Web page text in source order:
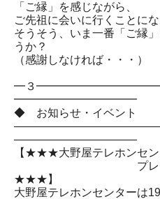
「ご縁」を感じながら、
ご先祖に会いに行くことにな
そうそう、いま一番「ご縁
うか？
（感謝しなければ・・・）
━３
━━━━━━━━━━━
◆ お知らせ・イベント
―――――――――――
【★★★大野屋テレホンセン
プレゼントキ
★★★】
大野屋テレホンセンターは